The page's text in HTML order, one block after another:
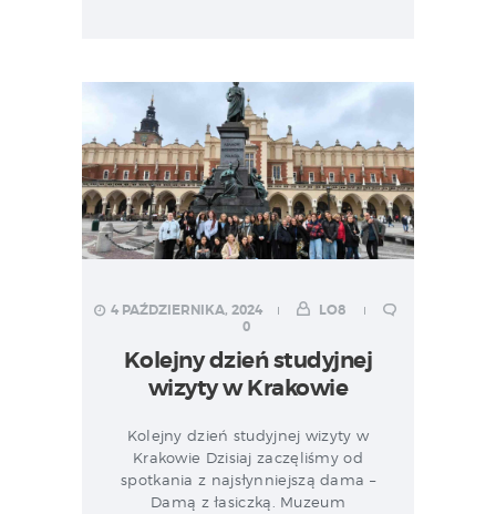
4 PAŹDZIERNIKA, 2024
LO8
0
Kolejny dzień studyjnej
wizyty w Krakowie
Kolejny dzień studyjnej wizyty w
Krakowie Dzisiaj zaczęliśmy od
spotkania z najsłynniejszą dama –
Damą z łasiczką. Muzeum